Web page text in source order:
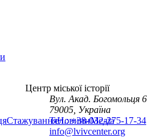
СтажуванняНовиниМедіа
Центр міської історії
Вул. Акад. Богомольця 6
79005, Україна
Тел.: +38-032-275-17-34
info@lvivcenter.org